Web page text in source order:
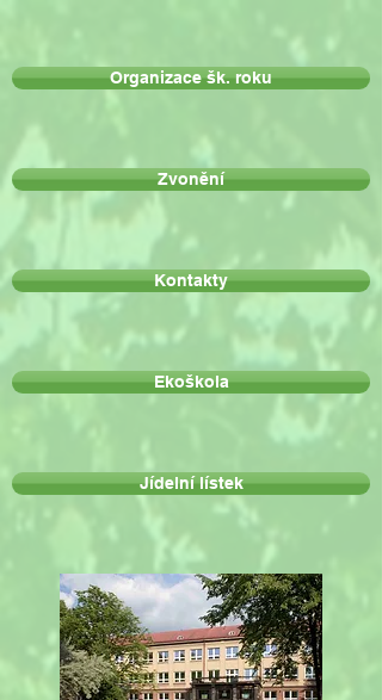
Organizace šk. roku
Zvonění
Kontakty
Ekoškola
Jídelní lístek